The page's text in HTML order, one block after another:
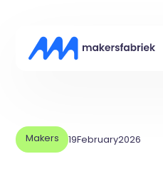
Makers 19February2026